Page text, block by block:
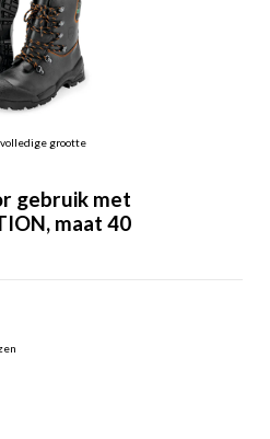
grootte
gebruik met
maat 40